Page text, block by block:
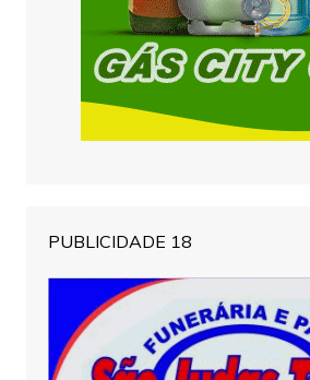
PUBLICIDADE 18